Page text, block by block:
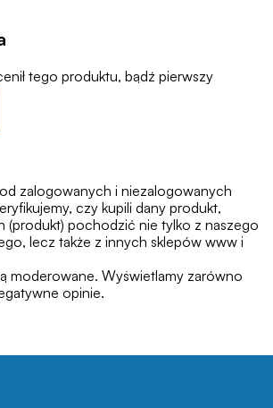
tego produktu, bądź pierwszy
zalogowanych i niezalogowanych
czy kupili dany produkt,
(produkt) pochodzić nie tylko z naszego
lecz także z innych sklepów www i
moderowane. Wyświetlamy zarówno
opinie.